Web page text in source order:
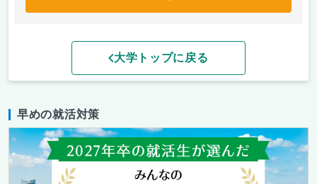
大学トップに戻る
早めの就活対策